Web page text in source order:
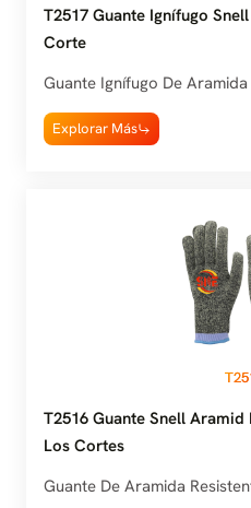
T2517 Guante Ignífugo
Corte
Guante Ignífugo De Aramida
Explorar Más
T2516 Guante Snell
Los Cortes
Guante De Aramida